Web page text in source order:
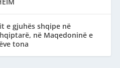
e gjuhës shqipe në
në Maqedoninë e
tona